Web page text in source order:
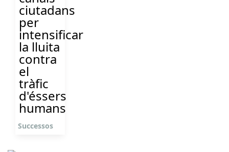
ciutadans
per
intensificar
la lluita
contra
el
tràfic
d'éssers
humans
Successos